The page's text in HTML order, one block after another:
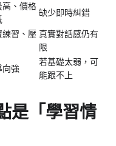
高、價格
缺少即時糾錯
練習、壓 真實對話感仍有
限
向強
若基礎太弱，可
能跟不上
是「學習情